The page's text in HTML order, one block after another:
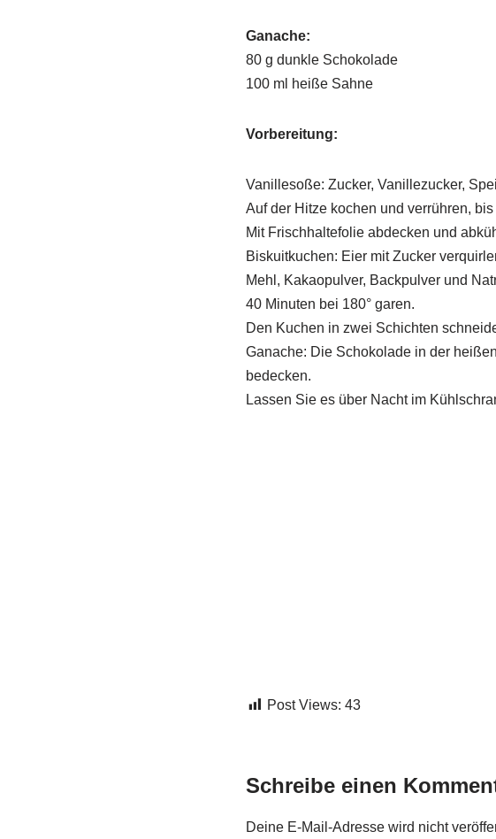
Ganache:
80 g dunkle Schokolade
100 ml heiße Sahne
Vorbereitung:
Vanillesoße: Zucker, Vanillezucker,
Auf der Hitze kochen und verrühren,
Mit Frischhaltefolie abdecken und
Biskuitkuchen: Eier mit Zucker
Mehl, Kakaopulver, Backpulver und
40 Minuten bei 180° garen.
Den Kuchen in zwei Schichten
Ganache: Die Schokolade in der
bedecken.
Lassen Sie es über Nacht im
Post Views: 43
Schreibe einen
Deine E-Mail-Adresse wird nicht